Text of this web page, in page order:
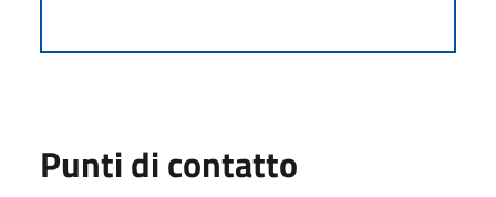
Punti di contatto